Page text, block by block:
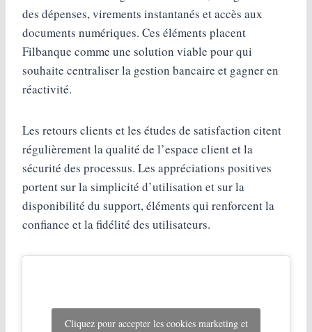
des dépenses, virements instantanés et accès aux
documents numériques. Ces éléments placent
Filbanque comme une solution viable pour qui
souhaite centraliser la gestion bancaire et gagner en
réactivité.
Les retours clients et les études de satisfaction citent
régulièrement la qualité de l’espace client et la
sécurité des processus. Les appréciations positives
portent sur la simplicité d’utilisation et sur la
disponibilité du support, éléments qui renforcent la
confiance et la fidélité des utilisateurs.
Cliquez pour accepter les cookies marketing et